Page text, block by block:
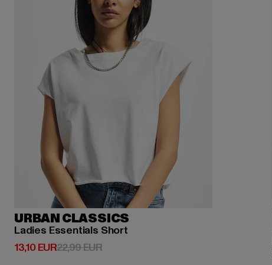
URBAN CLASSICS
Ladies Essentials Short
13,10 EUR
Derzeitiger Preis: 13,10 EUR
22,99 EURAktionspreis: 22,99 EUR